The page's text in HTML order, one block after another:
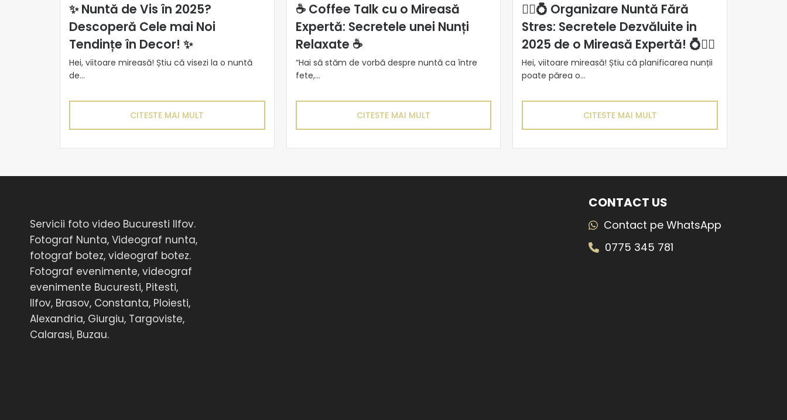
✨ Nuntă de Vis în 2025?
Descoperă Cele mai Noi
Tendințe în Decor! ✨
Hei, viitoare mireasă! Știu că visezi la o nuntă
de...
CITESTE MAI MULT
☕ Coffee Talk cu o Mireasă
Expertă: Secretele unei Nunți
Relaxate ☕
“Hai să stăm de vorbă despre nuntă ca între
fete,...
CITESTE MAI MULT
👰‍♀️💍 Organizare Nuntă Fără
Stres: Secretele Dezvăluite in
2025 de o Mireasă Expertă! 💍👰‍♀️
Hei, viitoare mireasă! Știu că planificarea nunții
poate părea o...
CITESTE MAI MULT
Servicii foto video Bucuresti Ilfov.
Fotograf Nunta, Videograf nunta,
fotograf botez, videograf botez.
Fotograf evenimente, videograf
evenimente Bucuresti, Pitesti,
Ilfov, Brasov, Constanta, Ploiesti,
Alexandria, Giurgiu, Targoviste,
Calarasi, Buzau.
CONTACT US
Contact pe WhatsApp
0775 345 781